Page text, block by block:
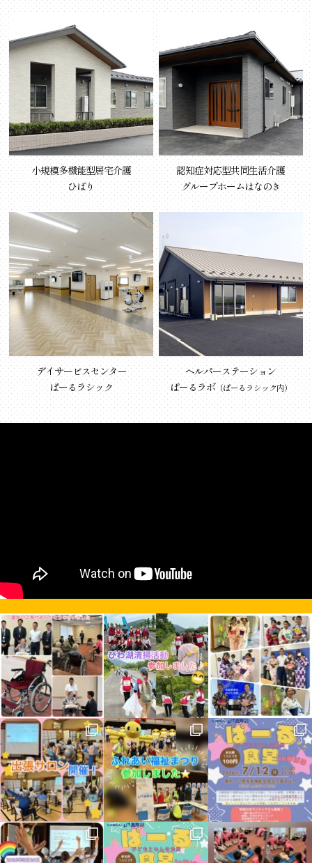
小規模多機能型居宅介護
ひばり
認知症対応型共同生活介護
グループホームはなのき
デイサービスセンター
ぱーるラシック
ヘルパーステーション
ぱーるラボ（ぱーるラシック内）